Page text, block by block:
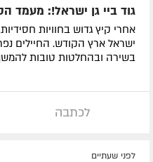
גוד ביי גן ישראל!: מעמד
אחרי קיץ גדוש בחוויות
ישראל ארץ הקודש. החיילים
בשירה ובהחלטות טובות
לכתבה
לפני שעתיים